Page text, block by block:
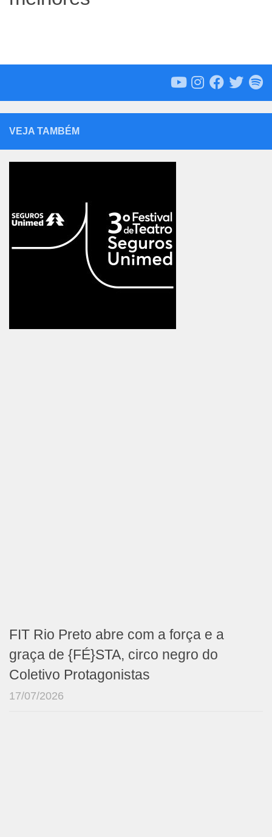
VEJA TAMBÉM
FIT Rio Preto abre com a força e a
graça de {FÉ}STA, circo negro do
Coletivo Protagonistas
17/07/2026